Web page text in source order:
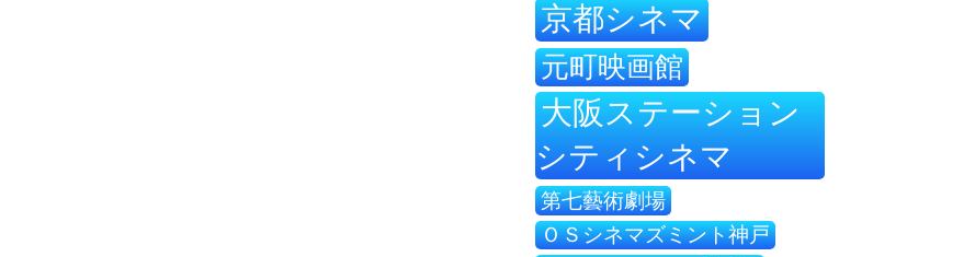
京都シネマ
元町映画館
大阪ステーション
シティシネマ
第七藝術劇場
ＯＳシネマズミント神戸